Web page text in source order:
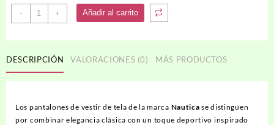
-
Pantalón
de
cantidad
+ Añadir al carrito
DESCRIPCIÓN VALORACIONES (0) MÁS PRODUCTOS
Los pantalones de vestir de tela de la marca Nautica se distinguen
por combinar elegancia clásica con un toque deportivo inspirado